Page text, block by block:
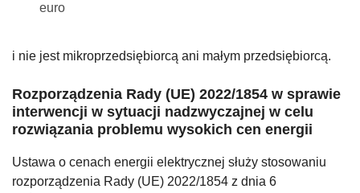
euro
i nie jest mikroprzedsiębiorcą ani małym przedsiębiorcą.
Rozporządzenia Rady (UE) 2022/1854 w sprawie
interwencji w sytuacji nadzwyczajnej w celu
rozwiązania problemu wysokich cen energii
Ustawa o cenach energii elektrycznej służy stosowaniu
rozporządzenia Rady (UE) 2022/1854 z dnia 6